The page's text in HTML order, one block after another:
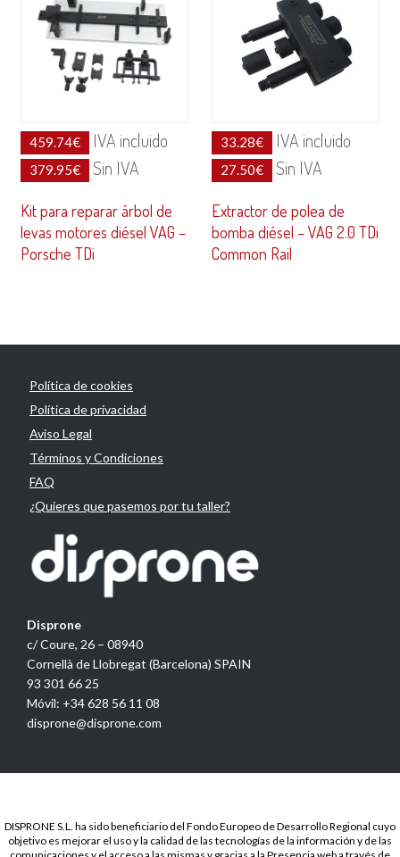
459.74€ IVA incluido
379.95€ Sin IVA
Kit para reparar árbol de
levas motores diésel VAG –
Porsche TDi
33.28€ IVA incluido
27.50€ Sin IVA
Extractor de polea de
bomba diésel – VAG 2.0 TDi
Common Rail
Política de cookies
Política de privacidad
Aviso Legal
Términos y Condiciones
FAQ
¿Quieres que pasemos por tu taller?
Disprone
c/ Coure, 26 – 08940
Cornellà de Llobregat (Barcelona) SPAIN
93 301 66 25
Móvil: +34 628 56 11 08
disprone@disprone.com
DISPRONE S.L. ha sido beneficiario del Fondo Europeo de Desarrollo Regional cuyo
objetivo es mejorar el uso y la calidad de las tecnologías de la información y de las